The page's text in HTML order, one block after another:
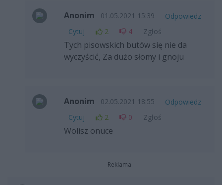
Anonim 01.05.2021 15:39
Odpowiedz
Cytuj
2 4 Zgłoś
Tych pisowskich butów się nie da
wyczyścić, Za dużo słomy i gnoju
Anonim 02.05.2021 18:55
Odpowiedz
Cytuj
2 0 Zgłoś
Wolisz onuce
Reklama